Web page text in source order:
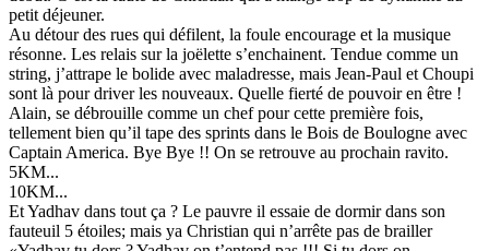
petit déjeuner.
Au détour des rues qui défilent, la foule encourage et la musique
résonne. Les relais sur la joëlette s’enchainent. Tendue comme un
string, j’attrape le bolide avec maladresse, mais Jean-Paul et Choupi
sont là pour driver les nouveaux. Quelle fierté de pouvoir en être !
Alain, se débrouille comme un chef pour cette première fois,
tellement bien qu’il tape des sprints dans le Bois de Boulogne avec
Captain America. Bye Bye !! On se retrouve au prochain ravito.
5KM...
10KM...
Et Yadhav dans tout ça ? Le pauvre il essaie de dormir dans son
fauteuil 5 étoiles; mais ya Christian qui n’arrête pas de brailler